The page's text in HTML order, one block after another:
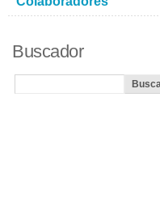
Buscador